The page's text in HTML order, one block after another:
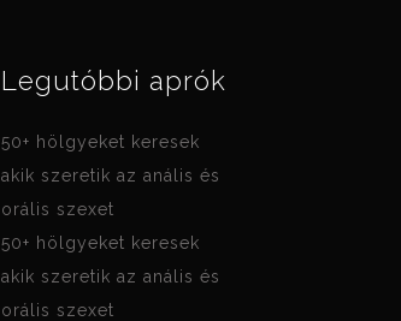
Legutóbbi aprók
50+ hölgyeket keresek
akik szeretik az anális és
orális szexet
50+ hölgyeket keresek
akik szeretik az anális és
orális szexet